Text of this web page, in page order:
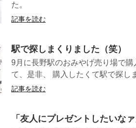
た。 （長
記事を読む
駅で探しまくりました（笑）
9月に長野駅のおみやげ売り場で
て、是非、 購入したくて駅で探し
記事を読む
「友人にプレゼントしたいな